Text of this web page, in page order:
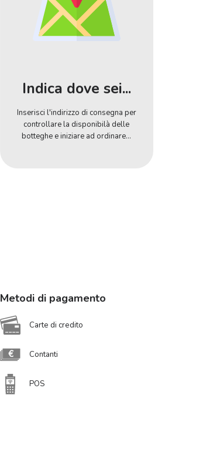
Indica dove sei...
Inserisci l'indirizzo di consegna per
controllare la disponibilà delle
botteghe e iniziare ad ordinare...
Metodi di pagamento
Carte di credito
Contanti
POS